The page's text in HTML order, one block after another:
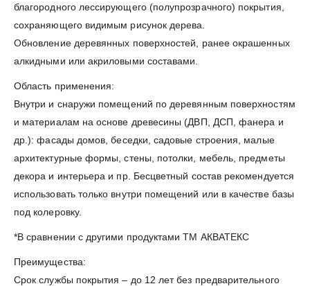
благородного лессирующего (полупрозрачного) покрытия,
сохраняющего видимым рисунок дерева.
Обновление деревянных поверхностей, ранее окрашенных
алкидными или акриловыми составами.
Область применения:
Внутри и снаружи помещений по деревянным поверхностям
и материалам на основе древесины (ДВП, ДСП, фанера и
др.): фасады домов, беседки, садовые строения, малые
архитектурные формы, стены, потолки, мебель, предметы
декора и интерьера и пр. Бесцветный состав рекомендуется
использовать только внутри помещений или в качестве базы
под колеровку.
*В сравнении с другими продуктами ТМ АКВАТЕКС
Преимущества:
Срок службы покрытия – до 12 лет без предварительного